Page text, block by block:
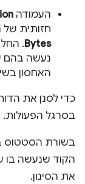
העמודה
חזותית
Bytes
.
נעשה בהם
האחסון
בסרגל הפעולות.
בשורת הסטטוס
הקוד שנעשה בו
את הסינון.